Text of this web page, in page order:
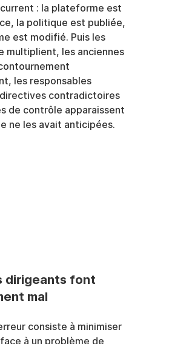
: la plateforme est
la politique est publiée,
est modifié. Puis les
multiplient, les anciennes
les responsables
contradictoires
de contrôle apparaissent
ne les avait anticipées.
dirigeants font
mal
consiste à minimiser
à un problème de